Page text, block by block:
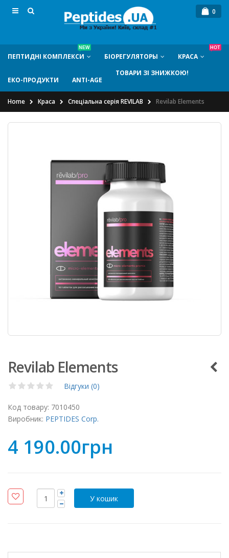
0
ПЕПТИДНI КОМПЛЕКСИ
NEW
БIОРЕГУЛЯТОРЫ КРАСА
ЕКО-ПРОДУКТИ ANTI-AGE
ТОВАРИ ЗІ ЗНИЖКОЮ!
HOT
Home Краса Спеціальна серія REVILAB Revilab Elements
Revilab Elements
Відгуки (0)
Код товару: 7010450
Виробник: PEPTIDES Corp.
4 190.00грн